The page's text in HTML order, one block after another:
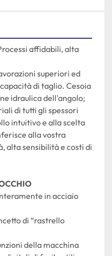
affidabili, alta
superiori ed
di taglio. Cesoia
idraulica dell'angolo;
di tutti gli spessori
intuitivo e alla scelta
alla vostra
alta sensibilità e costi di
in acciaio
di “rastrello
della macchina